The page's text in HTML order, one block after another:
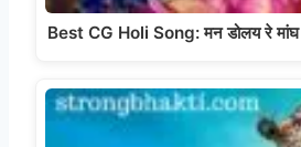
Best CG Holi Song: मन डोलय रे